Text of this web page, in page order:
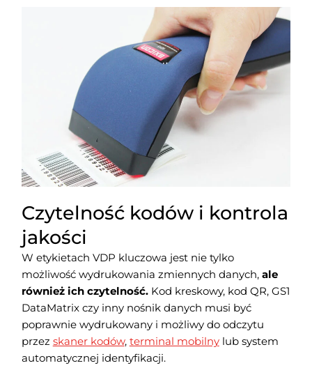
Czytelność kodów i kontrola
jakości
W etykietach VDP kluczowa jest nie tylko
możliwość wydrukowania zmiennych danych,ale
również ich czytelność.Kod kreskowy, kod QR, GS1
DataMatrix czy inny nośnik danych musi być
poprawnie wydrukowany i możliwy do odczytu
przez skaner kodów, terminal mobilnylub system
automatycznej identyfikacji.